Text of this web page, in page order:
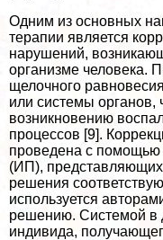
Одним из основных
терапии является
нарушений,
организме человека.
щелочного
или системы органов,
возникновению
процессов [9].
проведена с
(ИП),
решения
используется
решению. Системой в
индивида,